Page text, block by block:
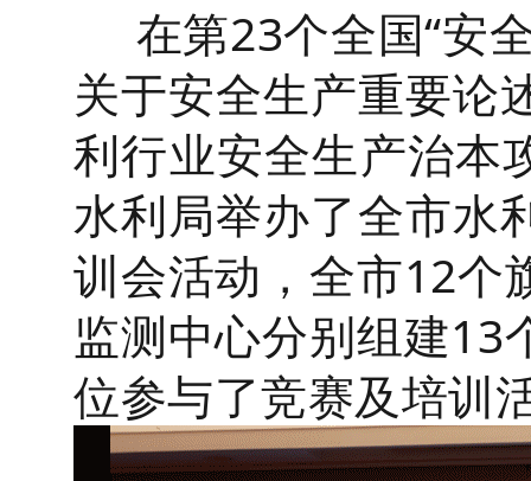
在第23个全国“安
关于安全生产重要论
利行业安全生产治本
水利局举办了全市水
训会活动，全市12个
监测中心分别组建13
位参与了竞赛及培训